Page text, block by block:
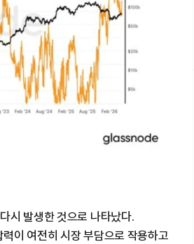
시 발생한 것으로 나타났다.
이 여전히 시장 부담으로 작용하고